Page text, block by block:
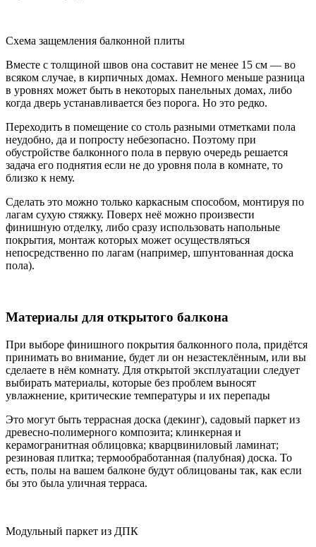
Схема защемления балконной плиты
Вместе с толщиной швов она составит не менее 15 см — во
всяком случае, в кирпичных домах. Немного меньше разница
в уровнях может быть в некоторых панельных домах, либо
когда дверь устанавливается без порога. Но это редко.
Переходить в помещение со столь разными отметками пола
неудобно, да и попросту небезопасно. Поэтому при
обустройстве балконного пола в первую очередь решается
задача его поднятия если не до уровня пола в комнате, то
близко к нему.
Сделать это можно только каркасным способом, монтируя по
лагам сухую стяжку. Поверх неё можно произвести
финишную отделку, либо сразу использовать напольные
покрытия, монтаж которых может осуществляться
непосредственно по лагам (например, шпунтованная доска
пола).
Материалы для открытого балкона
При выборе финишного покрытия балконного пола, придётся
принимать во внимание, будет ли он незастеклённым, или вы
сделаете в нём комнату. Для открытой эксплуатации следует
выбирать материалы, которые без проблем выносят
увлажнение, критические температуры и их перепады
Это могут быть террасная доска (декинг), садовый паркет из
древесно-полимерного композита; клинкерная и
керамогранитная облицовка; кварцвиниловый ламинат;
резиновая плитка; термообработанная (палубная) доска. То
есть, полы на вашем балконе будут облицованы так, как если
бы это была уличная терраса.
Модульный паркет из ДПК